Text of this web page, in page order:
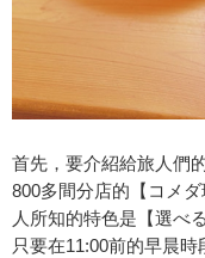
首先，要介紹給旅人們
800多間分店的【コメ
人所知的特色是【選べ
只要在11:00前的早晨